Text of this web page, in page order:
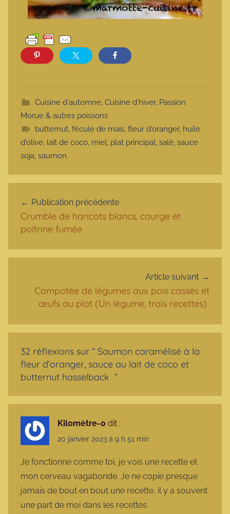
Cuisine d'automne, Cuisine d'hiver, Passion
Morue & autres poissons
butternut, fécule de maïs, fleur d'oranger, huile
d'olive, lait de coco, miel, plat principal, salé, sauce
soja, saumon
Publication précédente
Crumble de haricots blancs, courge et
poitrine fumée
Article suivant
Compotée de légumes aux pois cassés et
œufs au plat (Un légume, trois recettes)
32 réflexions sur “ Saumon caramélisé à la
fleur d’oranger, sauce au lait de coco et
butternut hasselback ”
Kilomètre-0 dit :
20 janvier 2023 à 9 h 51 min
Je fonctionne comme toi, je vois une recette et
mon cerveau vagabonde. Je ne copie presque
jamais de bout en bout une recette, il y a souvent
une part de moi dans les recettes.